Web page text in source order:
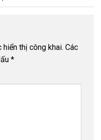
thị công khai. Các
*